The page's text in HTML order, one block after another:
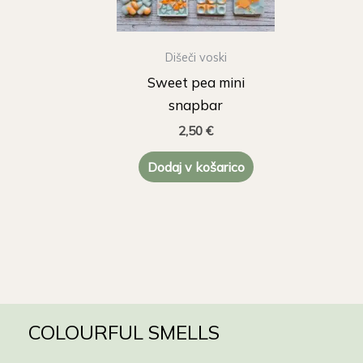
Dišeči voski
Sweet pea mini
snapbar
2,50€
Dodaj v košarico
COLOURFUL SMELLS